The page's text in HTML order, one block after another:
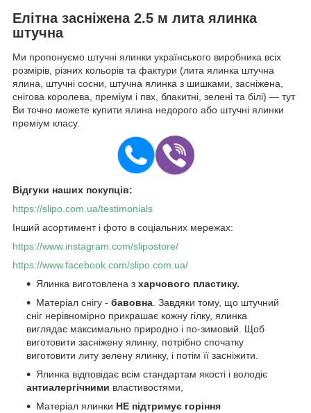
Елітна засніжена 2.5 м лита ялинка
штучна
Ми пропонуємо штучні ялинки українського виробника всіх
розмірів, різних кольорів та фактури (лита ялинка штучна
ялина, штучні сосни, штучна ялинка з шишками, засніжена,
снігова королева, преміум і пвх, блакитні, зелені та білі) — тут
Ви точно можете купити ялина недорого або штучні ялинки
преміум класу.
Відгуки наших покупців:
https://slipo.com.ua/testimonials
Інший асортимент і фото в соціальних мережах:
https://www.instagram.com/slipostore/
https://www.facebook.com/slipo.com.ua/
Ялинка виготовлена з харчового пластику.
Матеріал снігу - бавовна. Завдяки тому, що штучний
сніг нерівномірно прикрашає кожну гілку, ялинка
виглядає максимально природно і по-зимовий. Щоб
виготовити засніжену ялинку, потрібно спочатку
виготовити литу зелену ялинку, і потім її засніжити.
Ялинка відповідає всім стандартам якості і володіє
антиалергічними властивостями,
Матеріал ялинки НЕ підтримує горіння